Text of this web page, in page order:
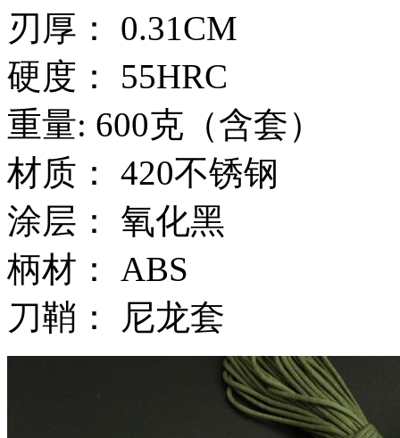
刃厚： 0.31CM
硬度： 55HRC
重量: 600克（含套）
材质： 420不锈钢
涂层： 氧化黑
柄材： ABS
刀鞘： 尼龙套